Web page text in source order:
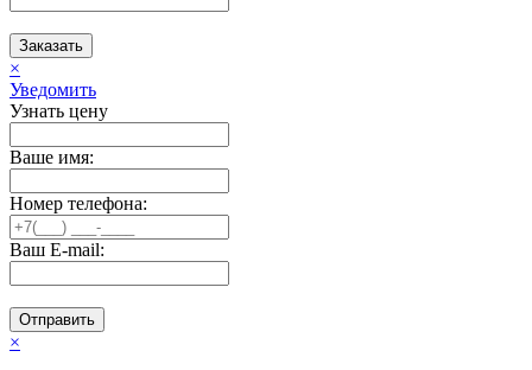
Заказать
×
Уведомить
Узнать цену
Ваше имя:
Номер телефона:
Ваш E-mail:
Отправить
×